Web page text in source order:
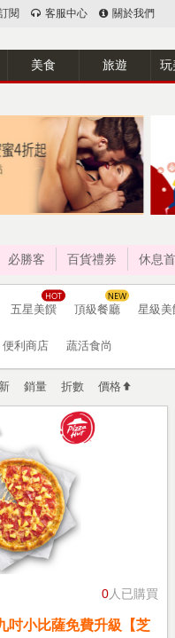
閱 客服中心 關於我們
美食 旅遊 玩
必勝客 百貨禮券 休息
五星美饌 頂級餐廳 星級美
便利商店 蔬活食尚
銷量 折數 價格
0人已購買
吋小比薩免費升級【芝